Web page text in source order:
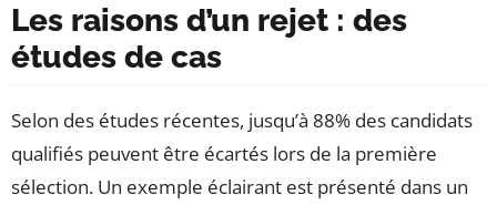
Les raisons d’un rejet : des
études de cas
Selon des études récentes, jusqu’à 88% des candidats
qualifiés peuvent être écartés lors de la première
sélection. Un exemple éclairant est présenté dans un